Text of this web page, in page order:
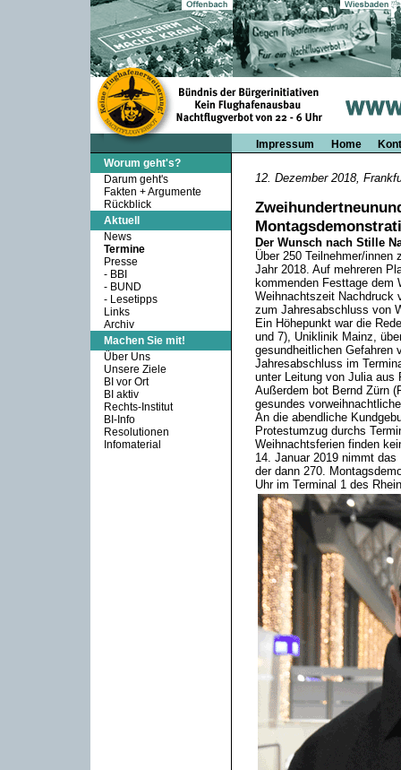
Impressum Home
Worum geht's?
Darum geht's
Fakten + Argumente
Rückblick
Aktuell
News
Termine
Presse
- BBI
- BUND
- Lesetipps
Links
Archiv
Machen Sie mit!
Über Uns
Unsere Ziele
BI vor Ort
BI aktiv
Rechts-Institut
BI-Info
Resolutionen
Infomaterial
12. Dezember 2018,
Montagsdem
Der Wunsch nach Stille
Über 250 Teilnehmer/
Jahr 2018. Auf mehreren
kommenden Festtage dem
Weihnachtszeit Nachdruck
zum Jahresabschluss von
Ein Höhepunkt war die
und 7), Uniklinik Mainz,
gesundheitlichen Gefahren
Jahresabschluss im
unter Leitung von Julia aus
Außerdem bot Bernd Zürn
gesundes
An die abendliche
Protestumzug durchs
Weihnachtsferien finden
14. Januar 2019 nimmt
der dann 270.
Uhr im Terminal 1 des